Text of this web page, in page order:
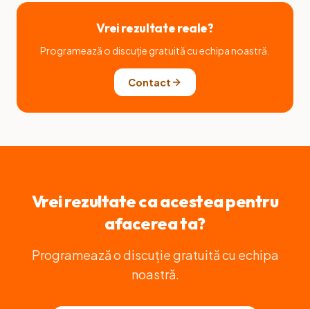
Vrei rezultate reale?
Programează o discuție gratuită cu echipa noastră.
Contact
Vrei rezultate ca acestea pentru
afacerea ta?
Programează o discuție gratuită cu echipa
noastră.